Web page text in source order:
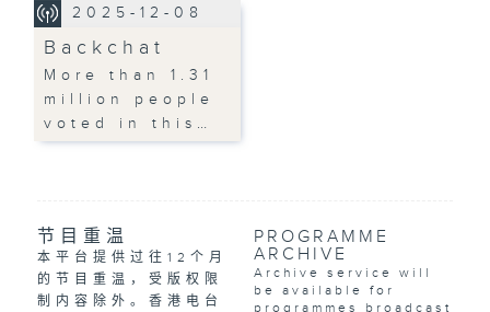
2025-12-08
Backchat
More than 1.31
million people
voted in this…
节目重温
本平台提供过往12个月
的节目重温，受版权限
制内容除外。香港电台
PROGRAMME
ARCHIVE
Archive service will
be available for
programmes broadcast